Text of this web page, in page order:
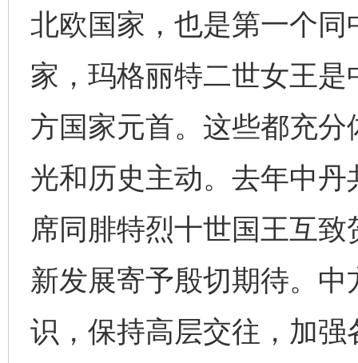
北欧国家，也是第一个
家，玛格丽特二世女王
方国家元首。这些都充
光和历史主动。去年中
席同腓特烈十世国王互
新发展寄予殷切期待。
识，保持高层交往，加